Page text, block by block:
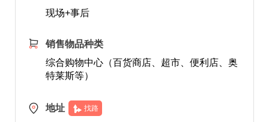
现场+事后
销售物品种类
综合购物中心（百货商店、超市、便利店、奥
特莱斯等）
地址 找路